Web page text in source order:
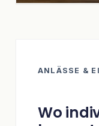
ANLÄSSE &
Wo